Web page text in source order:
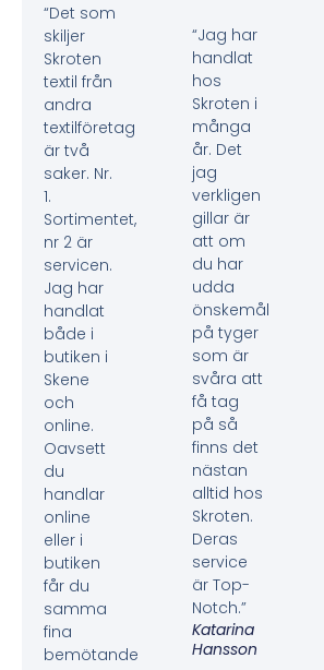
“Det som
skiljer
Skroten
textil från
andra
textilföretag
är två
saker. Nr.
1.
Sortimentet,
nr 2 är
servicen.
Jag har
handlat
både i
butiken i
Skene
och
online.
Oavsett
du
handlar
online
eller i
butiken
får du
samma
fina
bemötande
“Jag har
handlat
hos
Skroten i
många
år. Det
jag
verkligen
gillar är
att om
du har
udda
önskemål
på tyger
som är
svåra att
få tag
på så
finns det
nästan
alltid hos
Skroten.
Deras
service
är Top-
Notch.”
Katarina
Hansson